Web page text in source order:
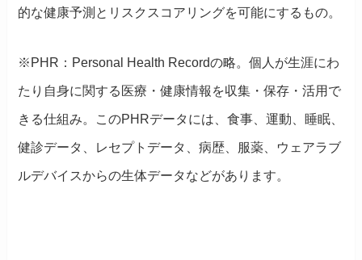
的な健康予測とリスクスコアリングを可能にするもの。
※PHR：Personal Health Recordの略。個人が生涯にわ
たり自身に関する医療・健康情報を収集・保存・活用で
きる仕組み。このPHRデータには、食事、運動、睡眠、
健診データ、レセプトデータ、病歴、服薬、ウェアラブ
ルデバイスからの生体データなどがあります。